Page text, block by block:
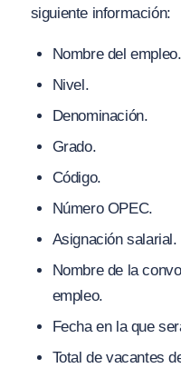
siguiente información:
Nombre del empleo.
Nivel.
Denominación.
Grado.
Código.
Número OPEC.
Asignación salarial.
Nombre de la
empleo.
Fecha en la que
Total de vacantes